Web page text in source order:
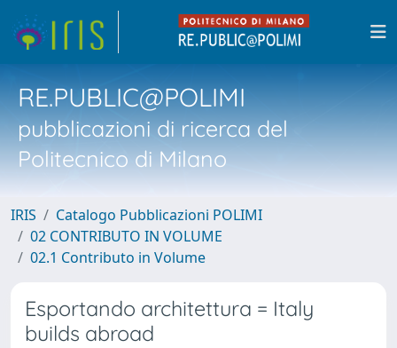
RE.PUBLIC@POLIMI
pubblicazioni di ricerca del
Politecnico di Milano
IRIS
Catalogo Pubblicazioni POLIMI
02 CONTRIBUTO IN VOLUME
02.1 Contributo in Volume
Esportando architettura = Italy
builds abroad